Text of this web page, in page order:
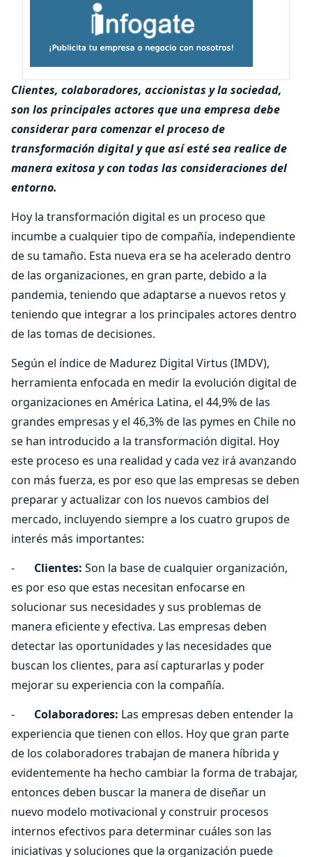
Clientes, colaboradores, accionistas y la sociedad,
son los principales actores que una empresa debe
considerar para comenzar el proceso de
transformación digital y que así esté sea realice de
manera exitosa y con todas las consideraciones del
entorno.
Hoy la transformación digital es un proceso que
incumbe a cualquier tipo de compañía, independiente
de su tamaño. Esta nueva era se ha acelerado dentro
de las organizaciones, en gran parte, debido a la
pandemia, teniendo que adaptarse a nuevos retos y
teniendo que integrar a los principales actores dentro
de las tomas de decisiones.
Según el índice de Madurez Digital Virtus (IMDV),
herramienta enfocada en medir la evolución digital de
organizaciones en América Latina, el 44,9% de las
grandes empresas y el 46,3% de las pymes en Chile no
se han introducido a la transformación digital. Hoy
este proceso es una realidad y cada vez irá avanzando
con más fuerza, es por eso que las empresas se deben
preparar y actualizar con los nuevos cambios del
mercado, incluyendo siempre a los cuatro grupos de
interés más importantes:
- Clientes: Son la base de cualquier organización,
es por eso que estas necesitan enfocarse en
solucionar sus necesidades y sus problemas de
manera eficiente y efectiva. Las empresas deben
detectar las oportunidades y las necesidades que
buscan los clientes, para así capturarlas y poder
mejorar su experiencia con la compañía.
- Colaboradores: Las empresas deben entender la
experiencia que tienen con ellos. Hoy que gran parte
de los colaboradores trabajan de manera híbrida y
evidentemente ha hecho cambiar la forma de trabajar,
entonces deben buscar la manera de diseñar un
nuevo modelo motivacional y construir procesos
internos efectivos para determinar cuáles son las
iniciativas y soluciones que la organización puede